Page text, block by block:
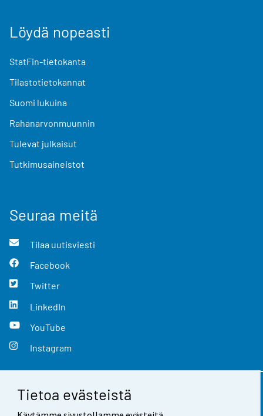
Tietoa evästeistä
Löydä nopeasti
StatFin-tietokanta
Tilastotietokannat
Suomi lukuina
Rahanarvonmuunnin
Tulevat julkaisut
Tutkimusaineistot
Seuraa meitä
Tilaa uutisviesti
Facebook
Twitter
LinkedIn
YouTube
Instagram
Yhteystiedot